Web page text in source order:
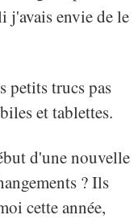
j'avais envie de le
petits trucs pas
et tablettes.
d'une nouvelle
? Ils
cette année,